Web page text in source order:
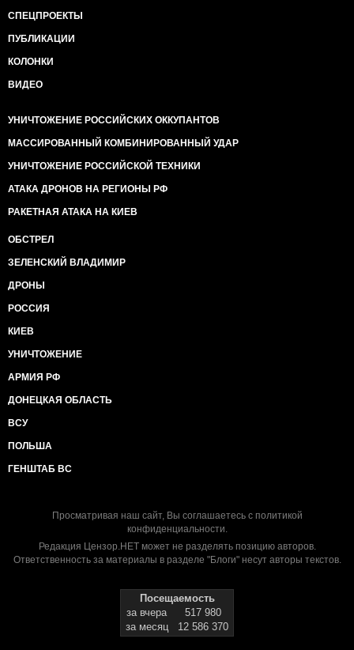
СПЕЦПРОЕКТЫ
ПУБЛИКАЦИИ
КОЛОНКИ
ВИДЕО
УНИЧТОЖЕНИЕ РОССИЙСКИХ ОККУПАНТОВ
МАССИРОВАННЫЙ КОМБИНИРОВАННЫЙ УДАР
УНИЧТОЖЕНИЕ РОССИЙСКОЙ ТЕХНИКИ
АТАКА ДРОНОВ НА РЕГИОНЫ РФ
РАКЕТНАЯ АТАКА НА КИЕВ
ОБСТРЕЛ
ЗЕЛЕНСКИЙ ВЛАДИМИР
ДРОНЫ
РОССИЯ
КИЕВ
УНИЧТОЖЕНИЕ
АРМИЯ РФ
ДОНЕЦКАЯ ОБЛАСТЬ
ВСУ
ПОЛЬША
ГЕНШТАБ ВС
Просматривая наш сайт, Вы соглашаетесь с политикой
конфиденциальности.
Редакция Цензор.НЕТ может не разделять позицию авторов.
Ответственность за материалы в разделе "Блоги" несут авторы текстов.
Посещаемость
за вчера
517 980
за месяц
12 586 370